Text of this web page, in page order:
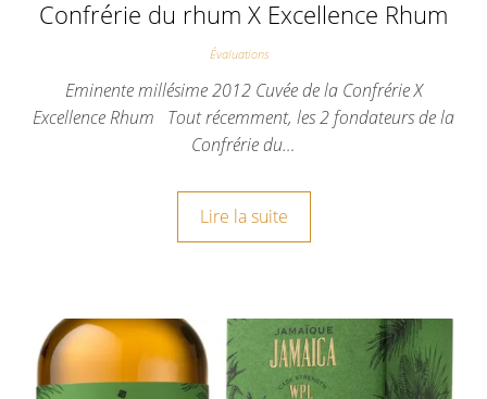
Confrérie du rhum X Excellence Rhum
Évaluations
Eminente millésime 2012 Cuvée de la Confrérie X
Excellence Rhum Tout récemment, les 2 fondateurs de la
Confrérie du…
Lire la suite